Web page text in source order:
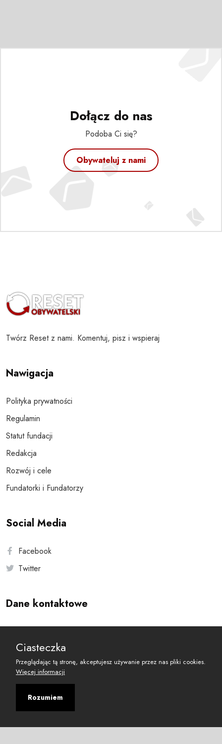
Dołącz do nas
Podoba Ci się?
Obywateluj z nami
Twórz Reset z nami. Komentuj, pisz i wspieraj
Nawigacja
Polityka prywatności
Regulamin
Statut fundacji
Redakcja
Rozwój i cele
Fundatorki i Fundatorzy
Social Media
Facebook
Twitter
Dane kontaktowe
reset@resetobywatelski.pl
Ciasteczka
Przeglądając tą stronę, akceptujesz używanie przez nas pliki cookies.
Więcej informacji
Rozumiem